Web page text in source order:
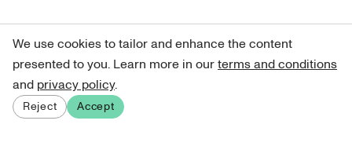
We use cookies to tailor and enhance the content
presented to you. Learn more in ourterms and conditions
and privacy policy.
Reject Accept